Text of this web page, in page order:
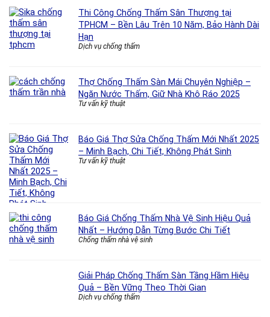
Thi Công Chống Thấm Sân Thượng tại
TPHCM – Bền Lâu Trên 10 Năm, Bảo Hành Dài
Hạn
Dịch vụ chống thấm
Thợ Chống Thấm Sàn Mái Chuyên Nghiệp –
Ngăn Nước Thấm, Giữ Nhà Khô Ráo 2025
Tư vấn kỹ thuật
Báo Giá Thợ Sửa Chống Thấm Mới Nhất 2025
– Minh Bạch, Chi Tiết, Không Phát Sinh
Tư vấn kỹ thuật
Báo Giá Chống Thấm Nhà Vệ Sinh Hiệu Quả
Nhất – Hướng Dẫn Từng Bước Chi Tiết
Chống thấm nhà vệ sinh
Giải Pháp Chống Thấm Sàn Tầng Hầm Hiệu
Quả – Bền Vững Theo Thời Gian
Dịch vụ chống thấm